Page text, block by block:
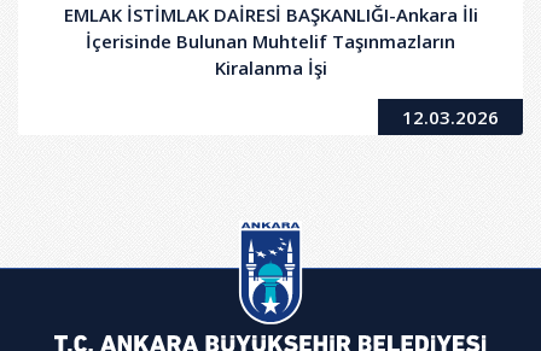
EMLAK İSTİMLAK DAİRESİ BAŞKANLIĞI-Ankara İli
İçerisinde Bulunan Muhtelif Taşınmazların
Kiralanma İşi
12.03.2026